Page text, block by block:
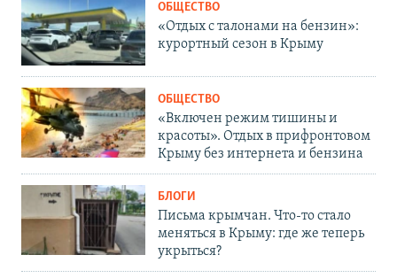
ОБЩЕСТВО
«Отдых с талонами на бензин»:
курортный сезон в Крыму
ОБЩЕСТВО
«Включен режим тишины и
красоты». Отдых в прифронтовом
Крыму без интернета и бензина
БЛОГИ
Письма крымчан. Что-то стало
меняться в Крыму: где же теперь
укрыться?